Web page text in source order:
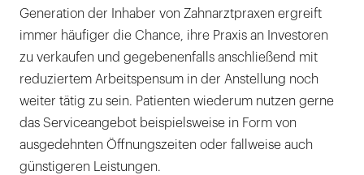
Generation der Inhaber von Zahnarztpraxen ergreift
immer häufiger die Chance, ihre Praxis an Investoren
zu verkaufen und gegebenenfalls anschließend mit
reduziertem Arbeitspensum in der Anstellung noch
weiter tätig zu sein. Patienten wiederum nutzen gerne
das Serviceangebot beispielsweise in Form von
ausgedehnten Öffnungszeiten oder fallweise auch
günstigeren Leistungen.